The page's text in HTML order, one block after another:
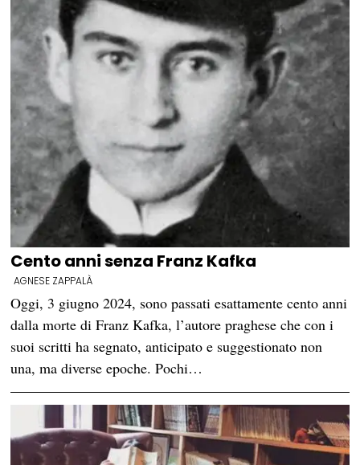
Cento anni senza Franz Kafka
AGNESE ZAPPALÀ
Oggi, 3 giugno 2024, sono passati esattamente cento anni
dalla morte di Franz Kafka, l’autore praghese che con i
suoi scritti ha segnato, anticipato e suggestionato non
una, ma diverse epoche. Pochi…